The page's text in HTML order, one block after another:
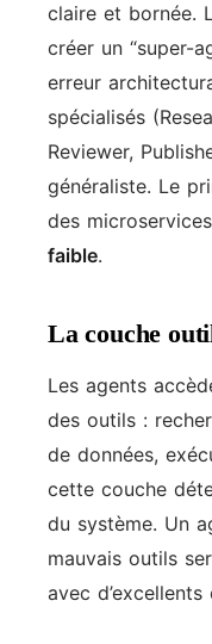
claire et bornée.
créer un “super-
erreur
spécialisés
Reviewer,
généraliste. Le
des
faible.
La couche
Les agents
des outils :
de données,
cette couche
du système. Un
mauvais outils
avec